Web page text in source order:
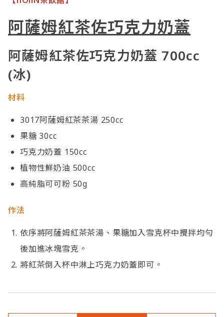
阿薩姆紅茶佐巧克力奶蓋
阿薩姆紅茶佐巧克力奶蓋 700cc
(冰)
材料
3017阿薩姆紅茶茶湯 250cc
果糖 30cc
巧克力奶蓋 150cc
植物性鮮奶油 500cc
高純脂可可粉 50g
作法
依序將阿薩姆紅茶茶湯、果糖加入雪克杯中攪拌均勻
後加進冰塊雪克。
將紅茶倒入杯中淋上巧克力奶蓋即可。